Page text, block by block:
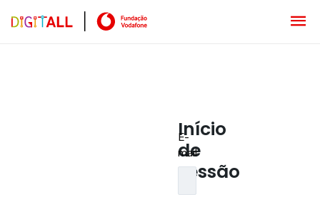
Início
de
sessão
E-
mail